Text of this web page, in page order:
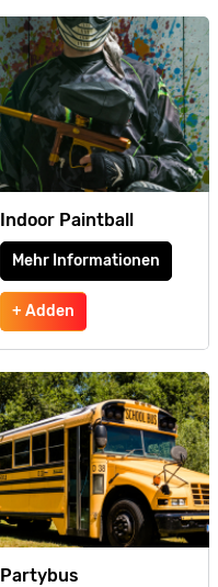
Indoor Paintball
Mehr Informationen
+ Adden
Partybus